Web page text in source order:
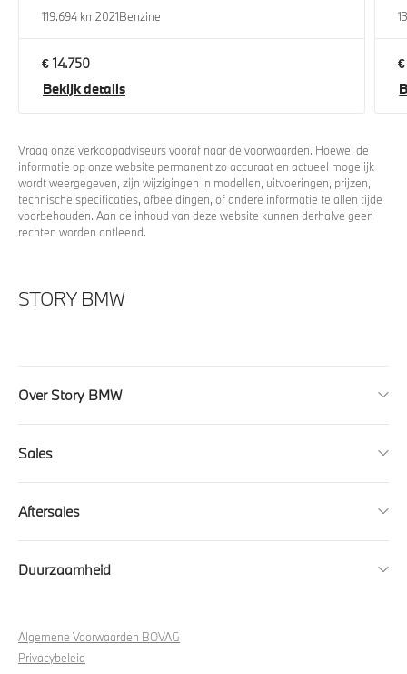
119.694 km2021Benzine
€ 14.750
Bekijk details
Vraag onze verkoopadviseurs vooraf naar de voorwaarden. Hoewel de
informatie op onze website permanent zo accuraat en actueel mogelijk
wordt weergegeven, zijn wijzigingen in modellen, uitvoeringen, prijzen,
technische specificaties, afbeeldingen, of andere informatie te allen tijde
voorbehouden. Aan de inhoud van deze website kunnen derhalve geen
rechten worden ontleend.
STORY BMW
Over Story BMW
Sales
Aftersales
Duurzaamheid
Algemene Voorwaarden BOVAG
Privacybeleid